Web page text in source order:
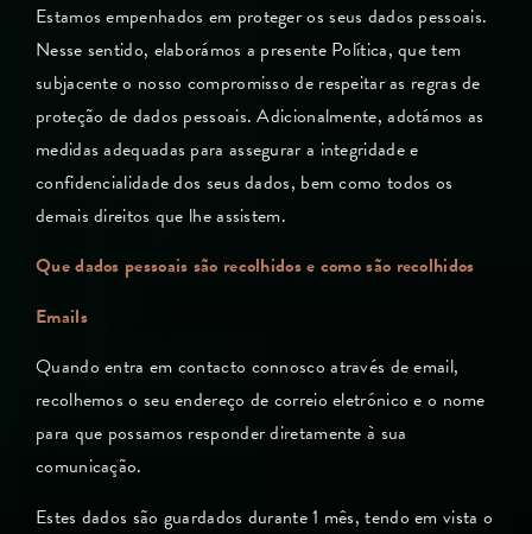
Estamos empenhados em proteger os seus dados pessoais.
Nesse sentido, elaborámos a presente Política, que tem
subjacente o nosso compromisso de respeitar as regras de
proteção de dados pessoais. Adicionalmente, adotámos as
medidas adequadas para assegurar a integridade e
confidencialidade dos seus dados, bem como todos os
demais direitos que lhe assistem.
Que dados pessoais são recolhidos e como são recolhidos
Emails
Quando entra em contacto connosco através de email,
recolhemos o seu endereço de correio eletrónico e o nome
para que possamos responder diretamente à sua
comunicação.
Estes dados são guardados durante 1 mês, tendo em vista o